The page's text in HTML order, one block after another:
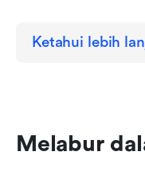
Ketahui lebih
Melabur